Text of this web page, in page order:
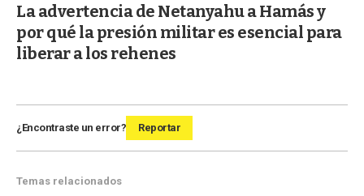
La advertencia de Netanyahu a Hamás y
por qué la presión militar es esencial para
liberar a los rehenes
¿Encontraste un error? Reportar
Temas relacionados